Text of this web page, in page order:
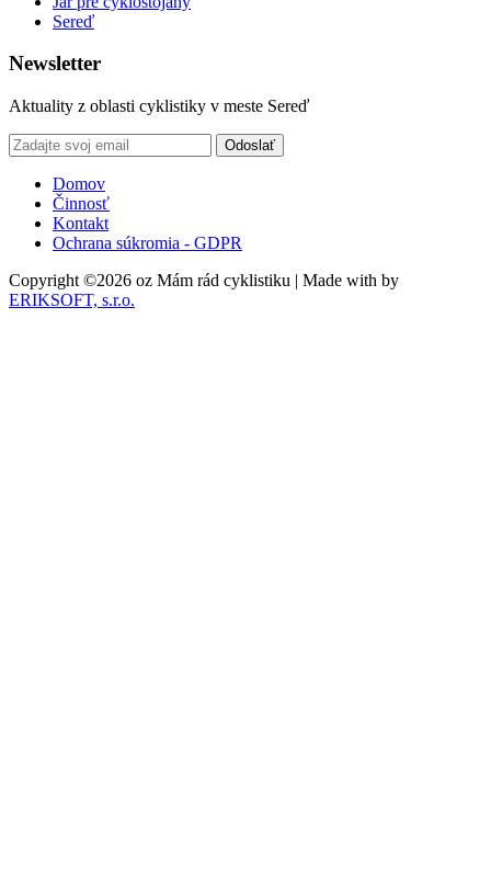
Sereď
Newsletter
Aktuality z oblasti cyklistiky v meste Sereď
Odoslať
Domov
Činnosť
Kontakt
Ochrana súkromia - GDPR
Copyright ©2026 oz Mám rád cyklistiku | Made with by
ERIKSOFT, s.r.o.